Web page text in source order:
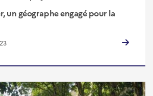
un géographe engagé pour la